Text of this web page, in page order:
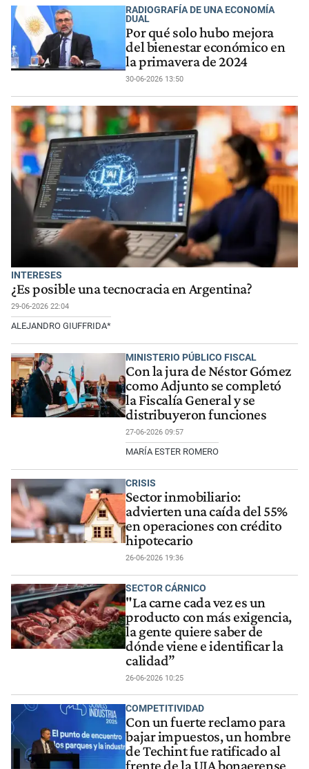
RADIOGRAFÍA DE UNA ECONOMÍA
DUAL
Por qué solo hubo mejora
del bienestar económico en
la primavera de 2024
30-06-2026 13:50
INTERESES
¿Es posible una tecnocracia en Argentina?
29-06-2026 22:04
ALEJANDRO GIUFFRIDA*
MINISTERIO PÚBLICO FISCAL
Con la jura de Néstor Gómez
como Adjunto se completó
la Fiscalía General y se
distribuyeron funciones
27-06-2026 09:57
MARÍA ESTER ROMERO
CRISIS
Sector inmobiliario:
advierten una caída del 55%
en operaciones con crédito
hipotecario
26-06-2026 19:36
SECTOR CÁRNICO
"La carne cada vez es un
producto con más exigencia,
la gente quiere saber de
dónde viene e identificar la
calidad”
26-06-2026 10:25
COMPETITIVIDAD
Con un fuerte reclamo para
bajar impuestos, un hombre
de Techint fue ratificado al